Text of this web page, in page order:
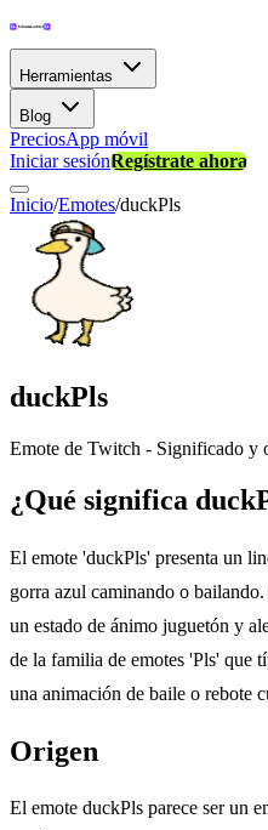
Herramientas
Blog
PreciosApp móvil
Iniciar sesiónRegístrate ahora
Inicio/Emotes/duckPls
duckPls
Emote de Twitch - Significado y
¿Qué significa
El emote 'duckPls' presenta un
gorra azul caminando o
un estado de ánimo juguetón y
de la familia de emotes 'Pls' que
una animación de baile o rebote
Origen
El emote duckPls parece ser un